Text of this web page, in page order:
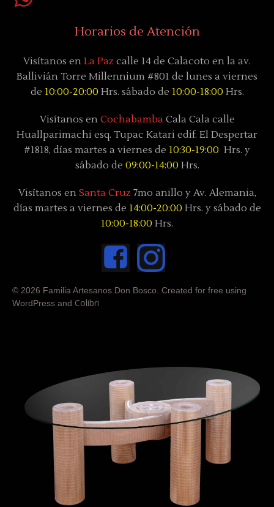
Horarios de Atención
Visítanos en La Paz calle 14 de Calacoto en la av.
Ballivián Torre Millennium #801 de lunes a viernes
de 10:00-20:00 Hrs. sábado de 10:00-18:00 Hrs.
Visítanos en CochabambaCala Cala calle
Huallparimachi esq. Tupac Katari edif. El Despertar
#1818, días martes a viernes de 10:30-19:00 Hrs. y
sábado de 09:00-14:00 Hrs.
Visítanos en Santa Cruz7mo anillo y Av. Alemania,
días martes a viernes de 14:00-20:00 Hrs. y sábado de
10:00-18:00 Hrs.
© 2026 Familia Artesanos Don Bosco. Created for free using
WordPress and Colibri